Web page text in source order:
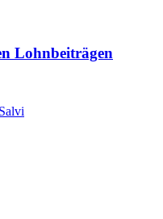
Lohnbeiträgen